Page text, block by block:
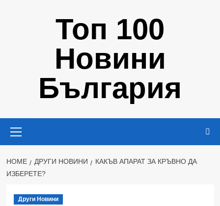
Топ 100
Новини
България
Menu
HOME ДРУГИ НОВИНИ
КАКЪВ АПАРАТ ЗА КРЪВНО ДА
ИЗБЕРЕТЕ?
Други Новини